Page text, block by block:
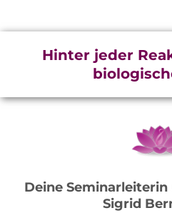
Hinter jeder
Deine
Sigrid